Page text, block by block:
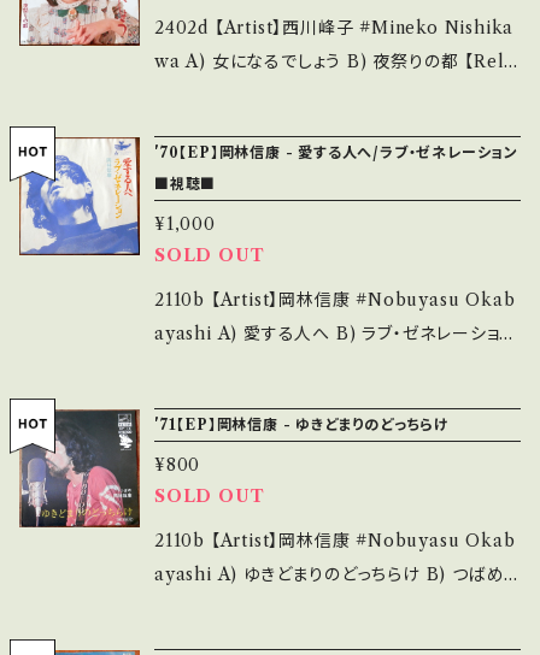
d hand. *詳しくは ■■■状態・説明 / 発送に
ついて■■■ をご覧ください。 https://onbank
u.be/sPUWf1CM9pk?si=87f5CJziP1Fst6o
H 【Condition】 Jacket/Record：B/B+ (国内
品未開封など A・綺麗・キズ等も無く、痛みも薄
い B・多少痛み・キズなど見られる C・痛み多・
キズ多く痛み多 *その他、+ - で補足しています。
*中古という事をご理解して頂ける方のご購入を
お願い致します。 Please purchase it if you
understand that it is second hand. *詳しく
n/items/14252144 お知らせ等は、About 画
2402d 【Artist】西川峰子 #Mineko Nishika
wa A) 女になるでしょう B) 夜祭りの都 【Rele
林信康 A)参考視聴: https://youtu.be/UUwq
XYU4Jck?si=TXy1rAyeCX8MXcYn 【Con
dition】 Jacket/Record：B/A (国内盤/見本/
白ラベル) _____________________
____ 【About the state/状態説明】 S・新品
未開封など A・綺麗・キズ等も無く、痛みも薄い
古という事をご理解して頂ける方のご購入をお
願い致します。 Please purchase it if you u
nderstand that it is second hand. *詳しく
は ■■■状態・説明 / 発送について■■■ を
ご覧ください。 https://onbankutsu.thebase.i
'70【EP】岡林信康 - 愛する人へ/ラブ・ゼネレーション
■視聴■
¥1,000
SOLD OUT
2110b 【Artist】岡林信康 #Nobuyasu Okab
ayashi A) 愛する人へ B) ラブ・ゼネレーション
んど B)視聴■OBK161■https://youtu.be/8
Ps7DcuFTOQ 【Condition】Jacket/Recor
d：B-/B+ (国内盤・再発) *ジャケよれしわ、イン
ナー書き込み ___________________
______ 【About the state/状態説明】 S・新
'71【EP】岡林信康 - ゆきどまりのどっちらけ
¥800
SOLD OUT
2110b 【Artist】岡林信康 #Nobuyasu Okab
ayashi A) ゆきどまりのどっちらけ B) つばめ